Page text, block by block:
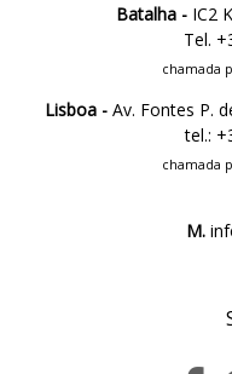
Batalha -IC2
Tel.
chamada
Lisboa - Av. Fontes P.
tel.:
chamada
M.